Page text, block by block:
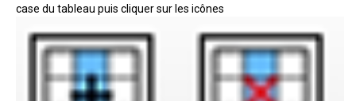
case du tableau puis cliquer sur les icônes